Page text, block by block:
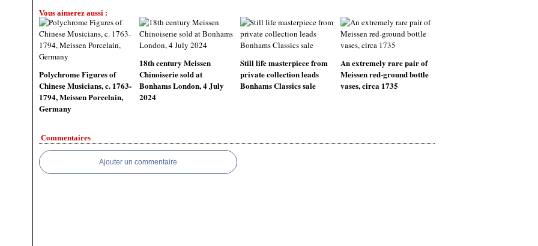
Vous aimerez aussi :
Polychrome Figures of
Chinese Musicians, c. 1763-
1794, Meissen Porcelain,
Germany
18th century Meissen
Chinoiserie sold at
Bonhams London, 4 July
2024
Still life masterpiece from
private collection leads
Bonhams Classics sale
An extremely rare pair of
Meissen red-ground bottle
vases, circa 1735
Commentaires
Ajouter un commentaire